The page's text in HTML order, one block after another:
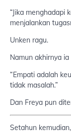
“Jika menghadapi
menjalankan
Unken ragu.
Namun akhirnya
“Empati adalah
tidak masalah.”
Dan Freya pun
Setahun